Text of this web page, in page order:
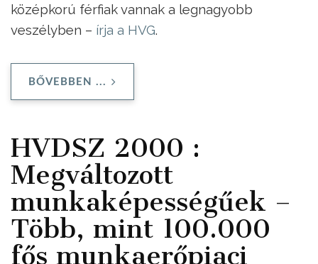
középkorú férfiak vannak a legnagyobb
veszélyben – írja a HVG.
BŐVEBBEN ...
HVDSZ 2000 :
Megváltozott
munkaképességűek –
Több, mint 100.000
fős munkaerőpiaci